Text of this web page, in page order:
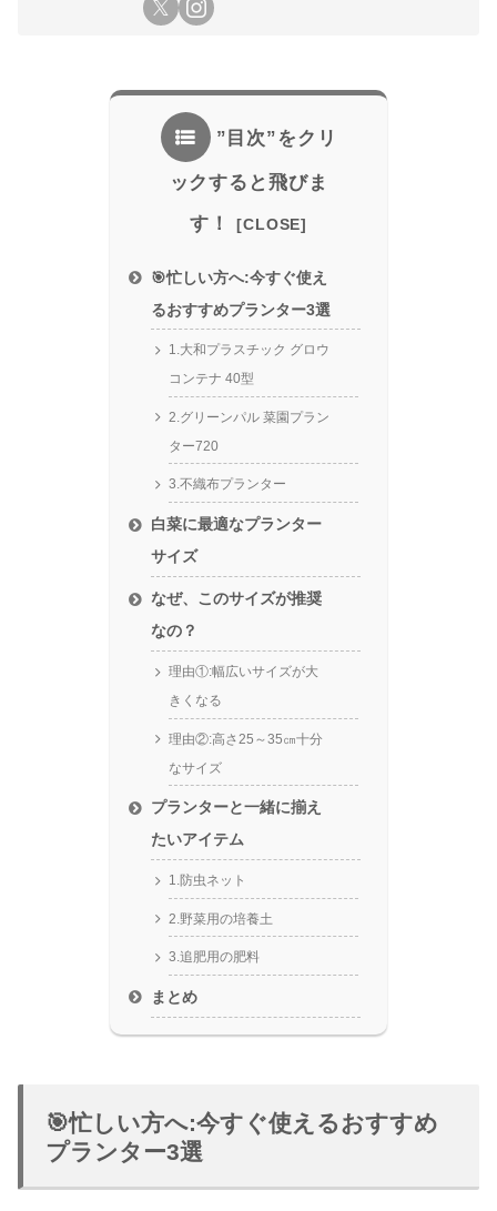
”目次”をクリ
ックすると飛びま
す！
🎯忙しい方へ:今すぐ使え
るおすすめプランター3選
1.大和プラスチック グロウ
コンテナ 40型
2.グリーンパル 菜園プラン
ター720
3.不織布プランター
白菜に最適なプランター
サイズ
なぜ、このサイズが推奨
なの？
理由①:幅広いサイズが大
きくなる
理由②:高さ25～35㎝十分
なサイズ
プランターと一緒に揃え
たいアイテム
1.防虫ネット
2.野菜用の培養土
3.追肥用の肥料
まとめ
🎯忙しい方へ:今すぐ使えるおすすめ
プランター3選